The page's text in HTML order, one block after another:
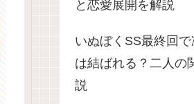
と恋愛展開を解説
いぬぼくSS最終回
は結ばれる？二人の
説